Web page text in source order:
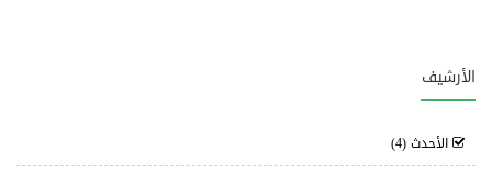
الأرشيف
الأحدث(4)